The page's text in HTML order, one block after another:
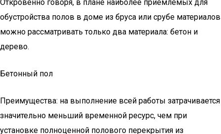
Откровенно говоря, в плане наиболее приемлемых для
обустройства полов в доме из бруса или срубе материалов
можно рассматривать только два материала: бетон и
дерево.
Бетонный пол
Преимущества: на выполнение всей работы затрачивается
значительно меньший временной ресурс, чем при
установке полноценной полового перекрытия из